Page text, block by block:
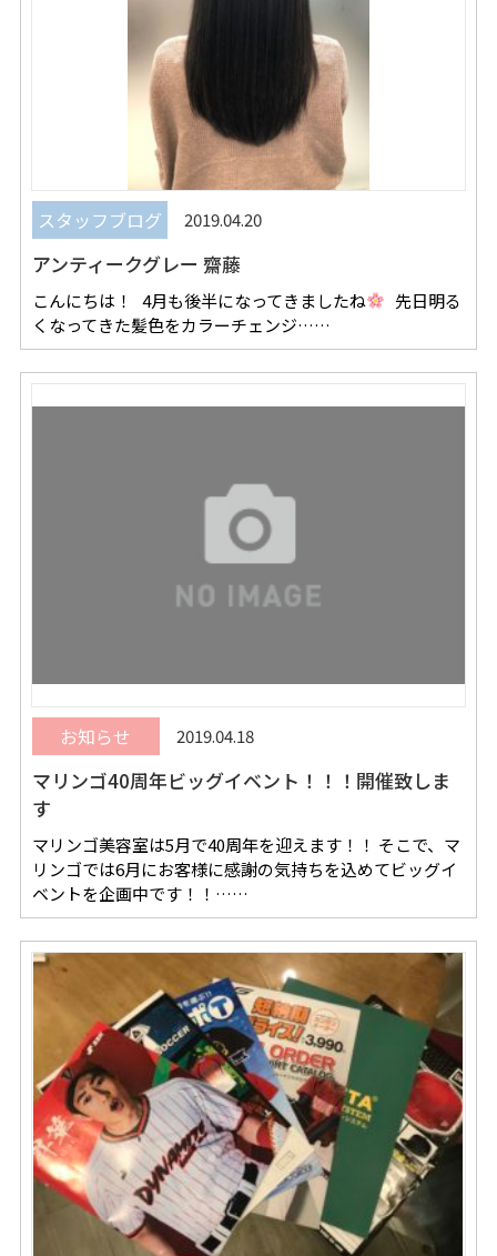
スタッフブログ 2019.04.20
アンティークグレー 齋藤
こんにちは！ 4月も後半になってきましたね
先日明る
くなってきた髪色をカラーチェンジ……
お知らせ 2019.04.18
マリンゴ40周年ビッグイベント！！！開催致しま
す
マリンゴ美容室は5月で40周年を迎えます！！ そこで、マ
リンゴでは6月にお客様に感謝の気持ちを込めてビッグイ
ベントを企画中です！！……